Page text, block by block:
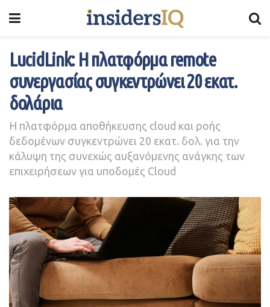
LucidLink: Η πλατφόρμα remote
συνεργασίας συγκεντρώνει 20 εκατ.
δολάρια
Η πλατφόρμα αποθήκευσης cloud και ροής
δεδομένων συγκεντρώνει 20 εκατ. δολ. για την
κάλυψη της συνεχώς αυξανόμενης ανάγκης των
επιχειρήσεων για υποδομές Cloud